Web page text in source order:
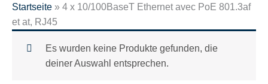
Startseite » 4 x 10/100BaseT Ethernet avec PoE 801.3af
et at, RJ45
Es wurden keine Produkte gefunden, die
deiner Auswahl entsprechen.